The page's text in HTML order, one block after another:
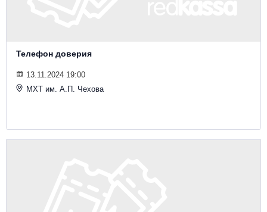
Телефон доверия
13.11.2024 19:00
МХТ им. А.П. Чехова